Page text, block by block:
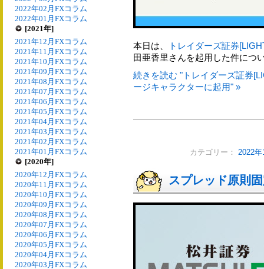
2022年02月FXコラム
2022年01月FXコラム
[2021年]
2021年12月FXコラム
2021年11月FXコラム
2021年10月FXコラム
2021年09月FXコラム
2021年08月FXコラム
2021年07月FXコラム
2021年06月FXコラム
2021年05月FXコラム
2021年04月FXコラム
2021年03月FXコラム
2021年02月FXコラム
2021年01月FXコラム
[2020年]
2020年12月FXコラム
2020年11月FXコラム
2020年10月FXコラム
2020年09月FXコラム
2020年08月FXコラム
2020年07月FXコラム
2020年06月FXコラム
2020年05月FXコラム
2020年04月FXコラム
2020年03月FXコラム
本日は、
トレイダーズ証券
田亜香里さんを起用した件につ
続きを読む "トレイダーズ証券
ージキャラクターに起用" »
カテゴリー： 2022
スプレッド原則